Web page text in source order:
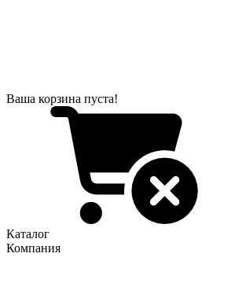
Ваша корзина пуста!
Каталог
Компания